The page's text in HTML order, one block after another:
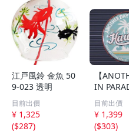
江戸風鈴 金魚 50
9-023 透明
目前出價
¥ 1,325
($287)
【
IN
ハワイ】
ボスメタ
ン》 アメ
雑貨 エ
目前出價
¥ 1,399
($303)